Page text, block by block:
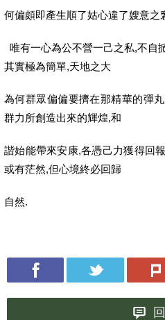
何偏頗即產生順了姑心違了嫂意之
唯有一心為公不營一己之私,不自
其實極為簡單,天地之大
為何群眾偏偏要擠在那精華的彈
群力所創造出來的輝煌,和
諧始能帶來安康,各憑己力獲得回
或有茫然,但心境終必回歸
自然.